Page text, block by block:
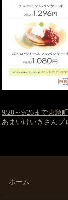
9/20～9/26まで東急
あまいけいきさんプ
ホーム